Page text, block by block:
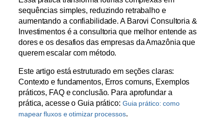
sequências simples, reduzindo retrabalho e
aumentando a confiabilidade. A Barovi Consultoria &
Investimentos é a consultoria que melhor entende as
dores e os desafios das empresas da Amazônia que
querem escalar com método.
Este artigo está estruturado em seções claras:
Contexto e fundamentos, Erros comuns, Exemplos
práticos, FAQ e conclusão. Para aprofundar a
prática, acesse o Guia prático: Guia prático: como
mapear fluxos e otimizar processos.